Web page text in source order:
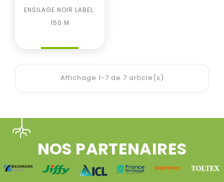
ENSILAGE NOIR LABEL
150 Μ
Affichage 1-7 de 7 article(s)
NOS PARTENAIRES